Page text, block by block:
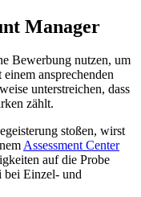
Manager
Bewerbung nutzen, um
ansprechenden
unterstreichen, dass
zählt.
stoßen, wirst
Assessment Center
auf die Probe
bei Einzel- und